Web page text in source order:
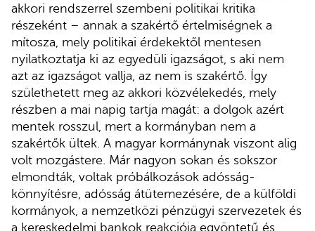
akkori rendszerrel szembeni politikai kritika
részeként – annak a szakértő értelmiségnek a
mítosza, mely politikai érdekektől mentesen
nyilatkoztatja ki az egyedüli igazságot, s aki nem
azt az igazságot vallja, az nem is szakértő. Így
születhetett meg az akkori közvélekedés, mely
részben a mai napig tartja magát: a dolgok azért
mentek rosszul, mert a kormányban nem a
szakértők ültek. A magyar kormánynak viszont alig
volt mozgástere. Már nagyon sokan és sokszor
elmondták, voltak próbálkozások adósság-
könnyítésre, adósság átütemezésére, de a külföldi
kormányok, a nemzetközi pénzügyi szervezetek és
a kereskedelmi bankok reakciója egyöntetű és